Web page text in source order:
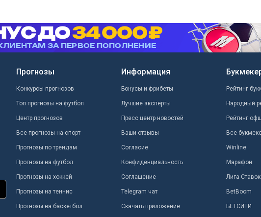
Прогнозы
Конкурсы прогнозов
Топ прогнозы на футбол
Центр прогнозов
Все прогнозы на спорт
Прогнозы по трендам
Прогнозы на футбол
Прогнозы на хоккей
Прогнозы на теннис
Прогнозы на баскетбол
Информация
Бонусы и фрибеты
Лучшие эксперты
Пресс центр новостей
Ваши отзывы
Согласие
Конфиденциальность
Соглашение
Telegram чат
Скачать приложение
Рейтинг
Народный
Рейтинг
Все
Winline
Марафон
Лига Ставок
BetBoom
БЕТСИТИ